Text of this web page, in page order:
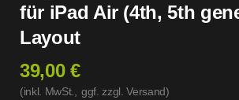
für iPad Air (4th, 5th
Layout
39,00 €
(inkl. MwSt., ggf. zzgl. Versand)